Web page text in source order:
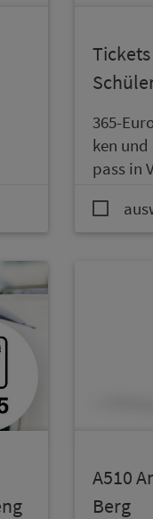
365-
ken
pass in
A510
Berg